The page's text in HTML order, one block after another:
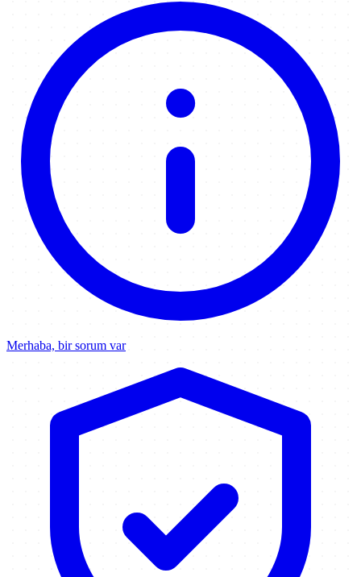
Merhaba, bir sorum var